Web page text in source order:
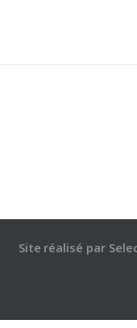
Site réalisé par